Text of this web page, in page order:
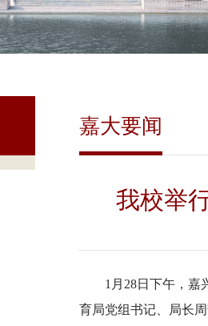
嘉大要闻
我校举
1月28日下午，嘉
育局党组书记、局长